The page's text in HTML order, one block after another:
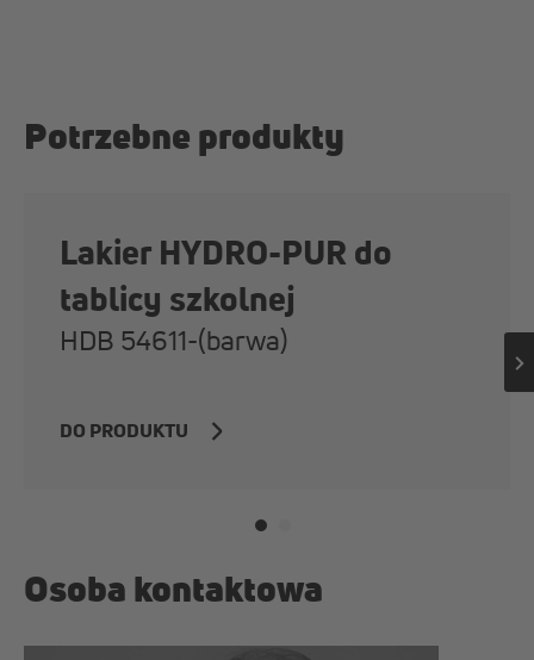
Potrzebne produkty
Lakier HYDRO-PUR do
tablicy szkolnej
HDB 54611-(barwa)
DO PRODUKTU
Osoba kontaktowa